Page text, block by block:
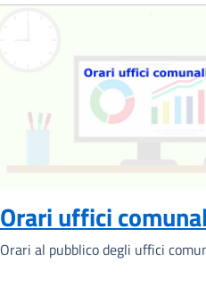
Orari uffici
Orari al pubblico degli uffici